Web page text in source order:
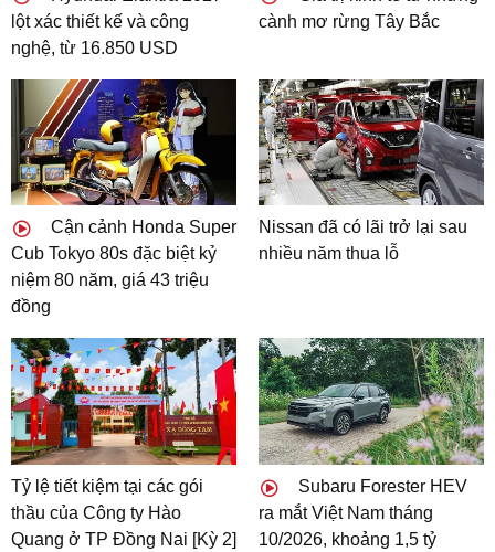
lột xác thiết kế và công
nghệ, từ 16.850 USD
cành mơ rừng Tây Bắc
Cận cảnh Honda Super
Cub Tokyo 80s đặc biệt kỷ
niệm 80 năm, giá 43 triệu
đồng
Nissan đã có lãi trở lại sau
nhiều năm thua lỗ
Tỷ lệ tiết kiệm tại các gói
thầu của Công ty Hào
Quang ở TP Đồng Nai [Kỳ 2]
Subaru Forester HEV
ra mắt Việt Nam tháng
10/2026, khoảng 1,5 tỷ